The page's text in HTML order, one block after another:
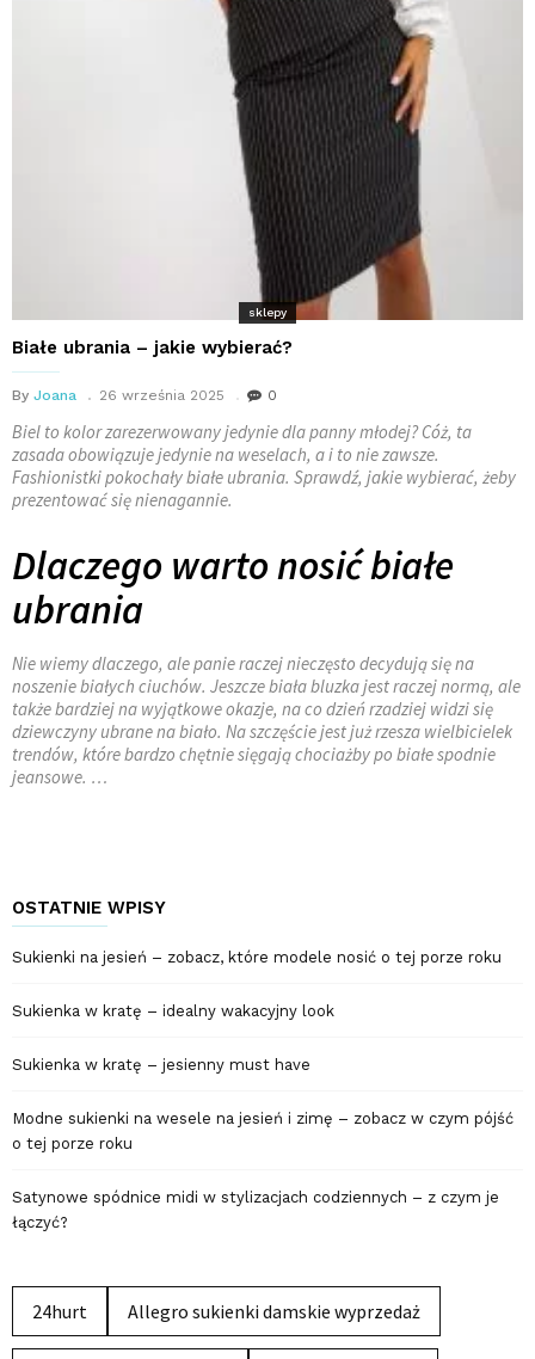
sklepy
Białe ubrania – jakie wybierać?
By Joana 26 września 2025 0
Biel to kolor zarezerwowany jedynie dla panny młodej? Cóż, ta
zasada obowiązuje jedynie na weselach, a i to nie zawsze.
Fashionistki pokochały białe ubrania. Sprawdź, jakie wybierać, żeby
prezentować się nienagannie.
Dlaczego warto nosić białe
ubrania
Nie wiemy dlaczego, ale panie raczej nieczęsto decydują się na
noszenie białych ciuchów. Jeszcze biała bluzka jest raczej normą, ale
także bardziej na wyjątkowe okazje, na co dzień rzadziej widzi się
dziewczyny ubrane na biało. Na szczęście jest już rzesza wielbicielek
trendów, które bardzo chętnie sięgają chociażby po białe spodnie
jeansowe. …
OSTATNIE WPISY
Sukienki na jesień – zobacz, które modele nosić o tej porze roku
Sukienka w kratę – idealny wakacyjny look
Sukienka w kratę – jesienny must have
Modne sukienki na wesele na jesień i zimę – zobacz w czym pójść
o tej porze roku
Satynowe spódnice midi w stylizacjach codziennych – z czym je
łączyć?
24hurt Allegro sukienki damskie wyprzedaż